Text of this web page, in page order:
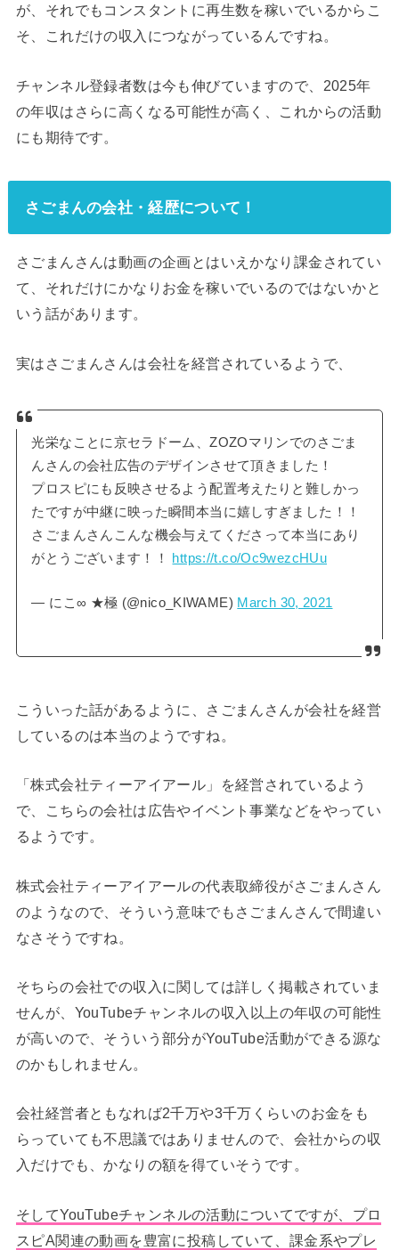
が、それでもコンスタントに再生数を稼いでいるからこ
そ、これだけの収入につながっているんですね。
チャンネル登録者数は今も伸びていますので、2025年
の年収はさらに高くなる可能性が高く、これからの活動
にも期待です。
さごまんの会社・経歴について！
さごまんさんは動画の企画とはいえかなり課金されてい
て、それだけにかなりお金を稼いでいるのではないかと
いう話があります。
実はさごまんさんは会社を経営されているようで、
光栄なことに京セラドーム、ZOZOマリンでのさごま
んさんの会社広告のデザインさせて頂きました！
プロスピにも反映させるよう配置考えたりと難しかっ
たですが中継に映った瞬間本当に嬉しすぎました！！
さごまんさんこんな機会与えてくださって本当にあり
がとうございます！！ https://t.co/Oc9wezcHUu
— にこ∞ ★極 (@nico_KIWAME) March 30, 2021
こういった話があるように、さごまんさんが会社を経営
しているのは本当のようですね。
「株式会社ティーアイアール」を経営されているよう
で、こちらの会社は広告やイベント事業などをやってい
るようです。
株式会社ティーアイアールの代表取締役がさごまんさん
のようなので、そういう意味でもさごまんさんで間違い
なさそうですね。
そちらの会社での収入に関しては詳しく掲載されていま
せんが、YouTubeチャンネルの収入以上の年収の可能性
が高いので、そういう部分がYouTube活動ができる源な
のかもしれません。
会社経営者ともなれば2千万や3千万くらいのお金をも
らっていても不思議ではありませんので、会社からの収
入だけでも、かなりの額を得ていそうです。
そしてYouTubeチャンネルの活動についてですが、プロ
スピA関連の動画を豊富に投稿していて、課金系やプレ